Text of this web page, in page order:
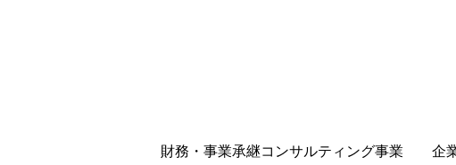
財務・事業承継コンサルティング事業 企